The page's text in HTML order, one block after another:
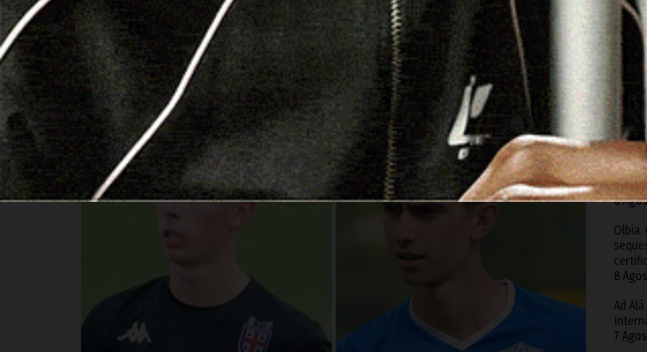
In Prima categoria buon pari dell’ Oschirese
a San Vero Milis (1-1 il risultato finale, in gol per i
granata, Neto Costa) e solo sconfitte per il
Bottidda
a Silanus (3-1 il risultato a favore dei padroni di
casa, ancora a segno, per la squadra di Baralla Francesco Letizia , giunto alla 16esima marcatura
stagionale) e per ilPattadadei giovani, battuto per 7-0 dalla capolista Macomer.
8
8
Olbia,
8
Olbia.
8
Ad
7